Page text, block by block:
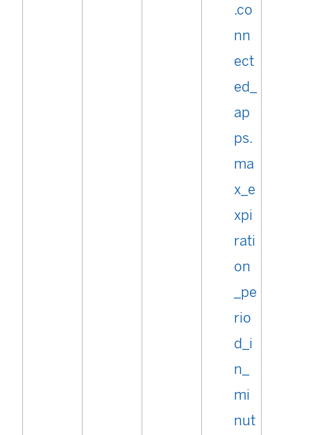
.co
nn
ect
ed_
ap
ps.
ma
x_e
xpi
rati
on
_pe
rio
d_i
n_
mi
nut